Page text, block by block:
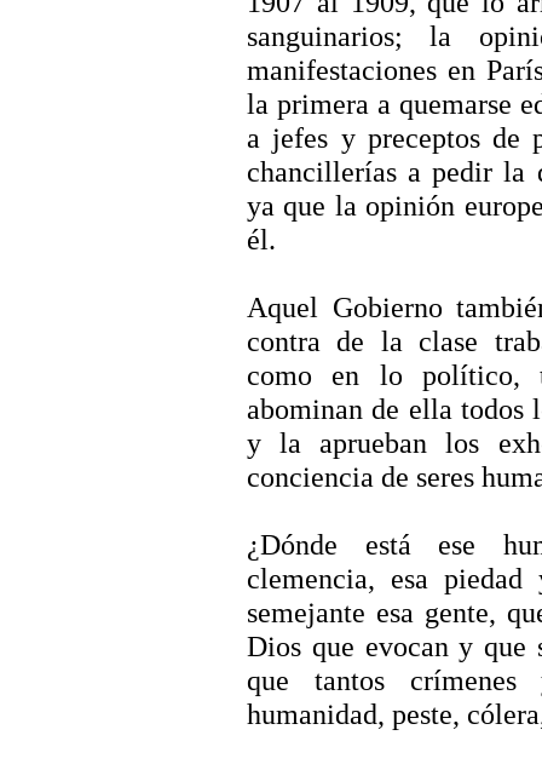
sanguinarios; la
manifestaciones en
la primera a quemarse
a jefes y preceptos de
chancillerías a pedir la
ya que la opinión
él.
Aquel Gobierno
contra de la clase
como en lo político,
abominan de ella todos
y la aprueban los
conciencia de seres
¿Dónde está ese
clemencia, esa
semejante esa gente,
Dios que evocan y que
que tantos
humanidad, peste,